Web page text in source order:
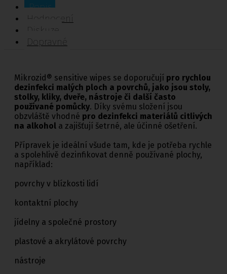
Popis
Hodnocení
Diskuze
Dopravné
Mikrozid® sensitive wipes se doporučují pro rychlou
dezinfekci malých ploch a povrchů, jako jsou stoly,
stolky, kliky, dveře, nástroje či další často
používané pomůcky. Díky svému složení jsou
obzvláště vhodné pro dezinfekci materiálů citlivých
na alkohol a zajišťují šetrné, ale účinné ošetření.
Přípravek je ideální všude tam, kde je potřeba rychle
a spolehlivě dezinfikovat denně používané plochy,
například:
povrchy v blízkosti lidí
kontaktní plochy
jídelny a společné prostory
plastové a akrylátové povrchy
nástroje